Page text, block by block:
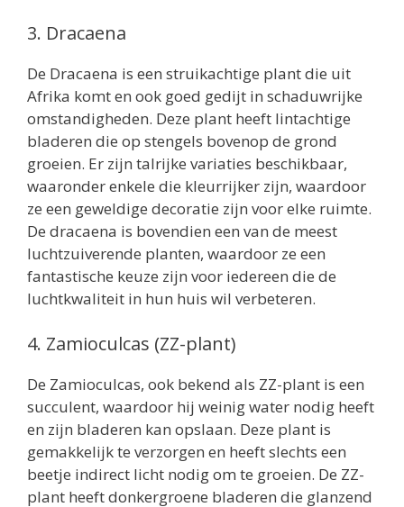
3. Dracaena
De Dracaena is een struikachtige plant die uit
Afrika komt en ook goed gedijt in schaduwrijke
omstandigheden. Deze plant heeft lintachtige
bladeren die op stengels bovenop de grond
groeien. Er zijn talrijke variaties beschikbaar,
waaronder enkele die kleurrijker zijn, waardoor
ze een geweldige decoratie zijn voor elke ruimte.
De dracaena is bovendien een van de meest
luchtzuiverende planten, waardoor ze een
fantastische keuze zijn voor iedereen die de
luchtkwaliteit in hun huis wil verbeteren.
4. Zamioculcas (ZZ-plant)
De Zamioculcas, ook bekend als ZZ-plant is een
succulent, waardoor hij weinig water nodig heeft
en zijn bladeren kan opslaan. Deze plant is
gemakkelijk te verzorgen en heeft slechts een
beetje indirect licht nodig om te groeien. De ZZ-
plant heeft donkergroene bladeren die glanzend